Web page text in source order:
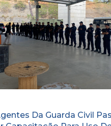
Da Guarda Civil